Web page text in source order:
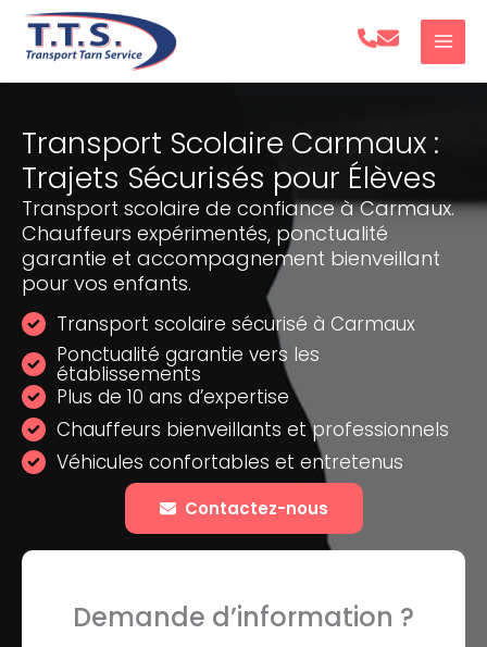
Aller
Transport Scolaire Carmaux :
Trajets Sécurisés pour Élèves
Transport scolaire de confiance à Carmaux.
Chauffeurs expérimentés, ponctualité
garantie et accompagnement bienveillant
pour vos enfants.
Transport scolaire sécurisé à Carmaux
Ponctualité garantie vers les
établissements
Plus de 10 ans d’expertise
Chauffeurs bienveillants et professionnels
Véhicules confortables et entretenus
Contactez-nous
Demande d’information ?